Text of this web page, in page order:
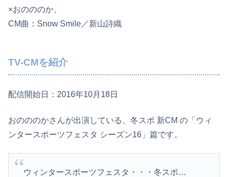
×おのののか、
CM曲：Snow Smile／新山詩織
TV-CMを紹介
配信開始日：2016年10月18日
おのののかさんが出演している、冬スポ 新CM の「ウィ
ンタースポーツフェスタ シーズン16」篇です。
ウィンタースポーツフェスタ・・・冬スポ…